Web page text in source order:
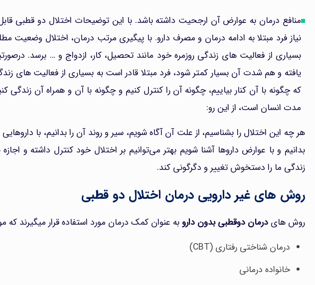
منافع درمان به عوارض آن ارجحیت داشته باشد. با این توضیحات اختلال دو قطبی
نیاز فرد مبتلا به ادامه درمان و مصرف دارو. با پیگیری مرتب درمان، اختلال
بسیاری از فعالیت های زندگی روزمره خود مانند تحصیل، کار، ازدواج و … برسد.
یافته و هم شدت آن بسیار کمتر شود، فرد مبتلا قادر است به بسیاری از فعالیت های
که چگونه با آن کنار بیاییم، چگونه آن را کنترل کنیم و چگونه با آن و همراه آن زندگی
مدت انسان است، از این رو:
هر چه این اختلال را بشناسیم، از علت آن آگاه شویم، سیر و روند آن را بدانیم، با
بدانیم و با عوارض داروها آشنا شویم بهتر می‌توانیم بر اختلال خود کنترل داشته و
زندگی ما را دستخوش تغییر و دگرگونی کند.
روش های غیر دارویی درمان اختلال دو قطبی
روش هایدرمان دوقطبی بدون دارو به عنوان کمک درمان مورد استفاده قرار میگیرند که
درمان شناختی رفتاری (CBT)
خانواده درمانی